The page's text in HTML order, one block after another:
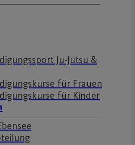
Ju-Jutsu &
für Frauen
für Kinder